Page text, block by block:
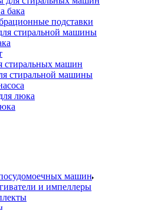
бака
подставки
стиральной машины
стиральных машин
стиральной машины
люка
машин
и импеллеры